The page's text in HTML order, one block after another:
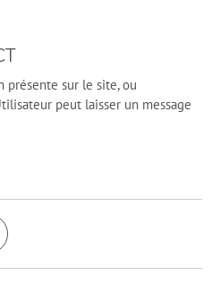
présente sur le site, ou
peut laisser un message